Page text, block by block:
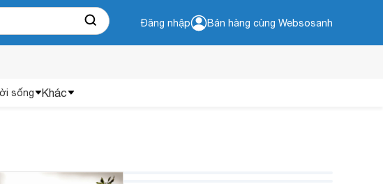
Đăng nhập Bán hàng cùng Websosanh
sống Khác